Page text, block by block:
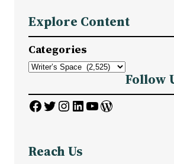
r
c
h
Explore Content
Categories
Follow
Facebook Twitter InstagramLinkedIn YouTube WordPress
Reach Us